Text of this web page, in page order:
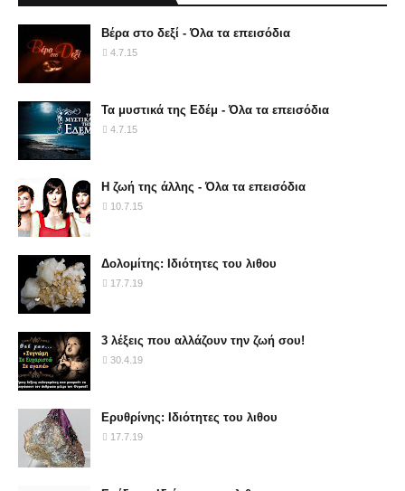
Βέρα στο δεξί - Όλα τα επεισόδια
4.7.15
Τα μυστικά της Εδέμ - Όλα τα επεισόδια
4.7.15
Η ζωή της άλλης - Όλα τα επεισόδια
10.7.15
Δολομίτης: Ιδιότητες του λιθου
17.7.19
3 λέξεις που αλλάζουν την ζωή σου!
30.4.19
Ερυθρίνης: Ιδιότητες του λιθου
17.7.19